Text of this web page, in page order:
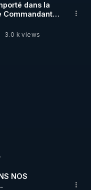
que vous avez
dans la
Commandant
juin 1997
3.0 k views
NOS